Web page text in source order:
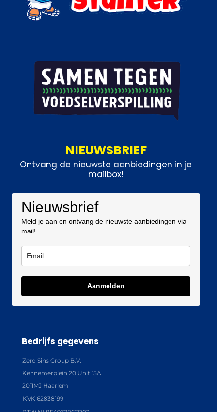
NIEUWSBRIEF
Ontvang de nieuwste aanbiedingen in je
mailbox!
Nieuwsbrief
Meld je aan en ontvang de nieuwste aanbiedingen via
mail!
Aanmelden
Bedrijfs gegevens
Zero Sins Group B.V.
Kennemerplein 20 Unit 15A
2011MJ Haarlem
KVK 62838199